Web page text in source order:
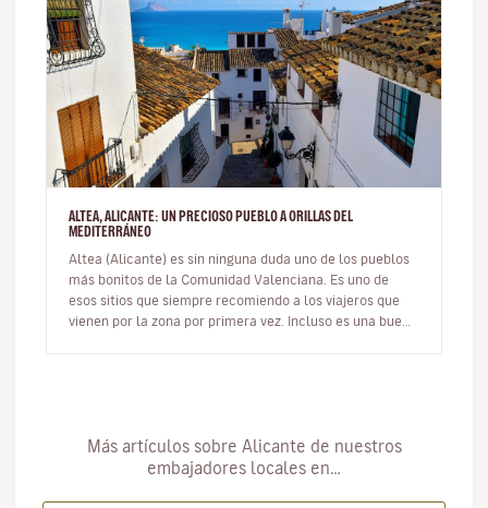
ALTEA, ALICANTE: UN PRECIOSO PUEBLO A ORILLAS DEL
MEDITERRÁNEO
Altea (Alicante) es sin ninguna duda uno de los pueblos
más bonitos de la Comunidad Valenciana. Es uno de
esos sitios que siempre recomiendo a los viajeros que
vienen por la zona por primera vez. Incluso es una buena
Más artículos sobre Alicante de nuestros
embajadores locales en…